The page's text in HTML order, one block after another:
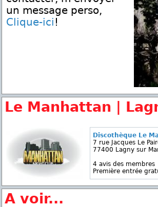
un message perso,
Clique-ici !
Le Manhattan |
Discothèque Le
7 rue Jacques Le
77400 Lagny sur
4 avis des membres
Première entrée
A voir...